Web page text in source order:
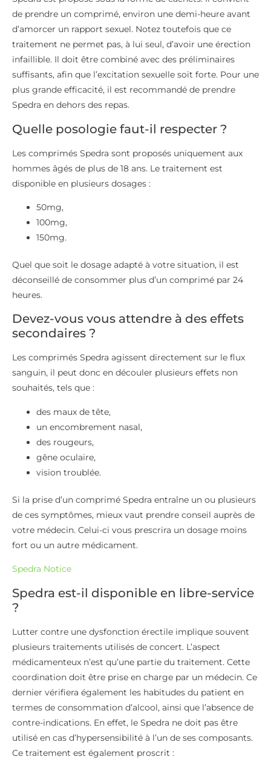
de prendre un comprimé, environ une demi-heure avant
d’amorcer un rapport sexuel. Notez toutefois que ce
traitement ne permet pas, à lui seul, d’avoir une érection
infaillible. Il doit être combiné avec des préliminaires
suffisants, afin que l’excitation sexuelle soit forte. Pour une
plus grande efficacité, il est recommandé de prendre
Spedra en dehors des repas.
Quelle posologie faut-il respecter ?
Les comprimés Spedra sont proposés uniquement aux
hommes âgés de plus de 18 ans. Le traitement est
disponible en plusieurs dosages :
50mg,
100mg,
150mg.
Quel que soit le dosage adapté à votre situation, il est
déconseillé de consommer plus d’un comprimé par 24
heures.
Devez-vous vous attendre à des effets
secondaires ?
Les comprimés Spedra agissent directement sur le flux
sanguin, il peut donc en découler plusieurs effets non
souhaités, tels que :
des maux de tête,
un encombrement nasal,
des rougeurs,
gêne oculaire,
vision troublée.
Si la prise d’un comprimé Spedra entraîne un ou plusieurs
de ces symptômes, mieux vaut prendre conseil auprès de
votre médecin. Celui-ci vous prescrira un dosage moins
fort ou un autre médicament.
Spedra Notice
Spedra est-il disponible en libre-service
?
Lutter contre une dysfonction érectile implique souvent
plusieurs traitements utilisés de concert. L’aspect
médicamenteux n’est qu’une partie du traitement. Cette
coordination doit être prise en charge par un médecin. Ce
dernier vérifiera également les habitudes du patient en
termes de consommation d’alcool, ainsi que l’absence de
contre-indications. En effet, le Spedra ne doit pas être
utilisé en cas d’hypersensibilité à l’un de ses composants.
Ce traitement est également proscrit :